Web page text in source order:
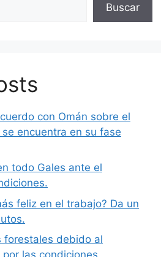
Buscar
con Omán sobre el
encuentra en su fase
todo Gales ante el
feliz en el trabajo? Da un
forestales debido al
las condiciones